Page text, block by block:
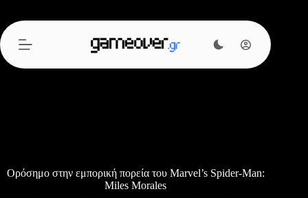
περιεχόμενο
Ορόσημο στην εμπορική πορεία του Marvel’s Spider-Man:
Miles Morales